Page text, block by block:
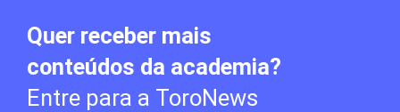
Quer receber mais
conteúdos da academia?
Entre para a ToroNews